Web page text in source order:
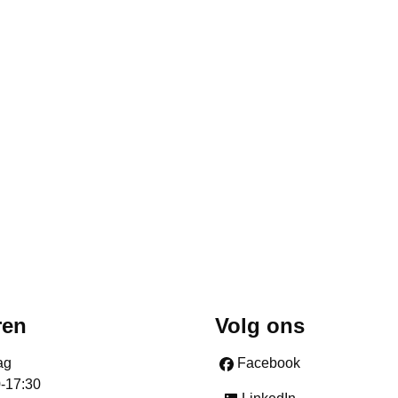
17:30
Volg ons
Facebook